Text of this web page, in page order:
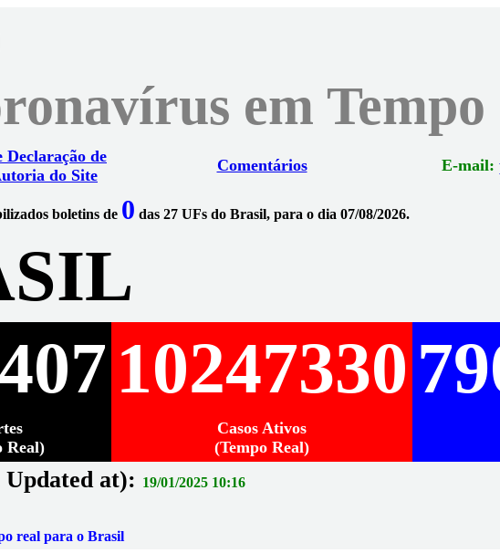
em Tempo
Declaração de
do Site
Comentários E-mail:
boletins de 0 das 27 UFs do Brasil, para o dia 07/08/2026.
10247330
Real)
Casos Ativos
(Tempo Real)
at): 19/01/2025 10:16
real para o Brasil